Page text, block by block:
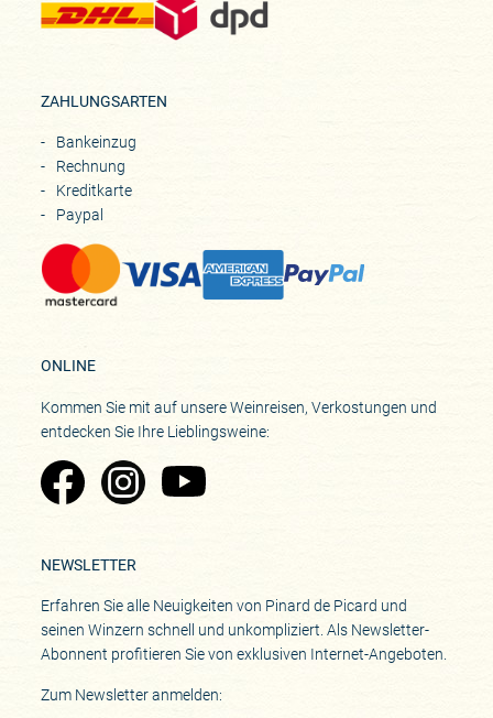
ZAHLUNGSARTEN
Bankeinzug
Rechnung
Kreditkarte
Paypal
ONLINE
Kommen Sie mit auf unsere Weinreisen, Verkostungen und
entdecken Sie Ihre Lieblingsweine:
Zu Pinard's Facebook-Seite
Zu Pinard's Instagram-Seite
Zu Pinard's YouTube-Seite
NEWSLETTER
Erfahren Sie alle Neuigkeiten von Pinard de Picard und
seinen Winzern schnell und unkompliziert. Als Newsletter-
Abonnent profitieren Sie von exklusiven Internet-Angeboten.
Zum Newsletter anmelden: